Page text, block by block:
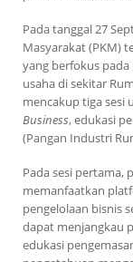
Pada tanggal 27
Masyarakat (PKM)
yang berfokus
usaha di sekitar
mencakup tiga sesi
Business, edukasi
(Pangan Industri
Pada sesi pertama,
memanfaatkan
pengelolaan bisnis
dapat menjangkau
edukasi